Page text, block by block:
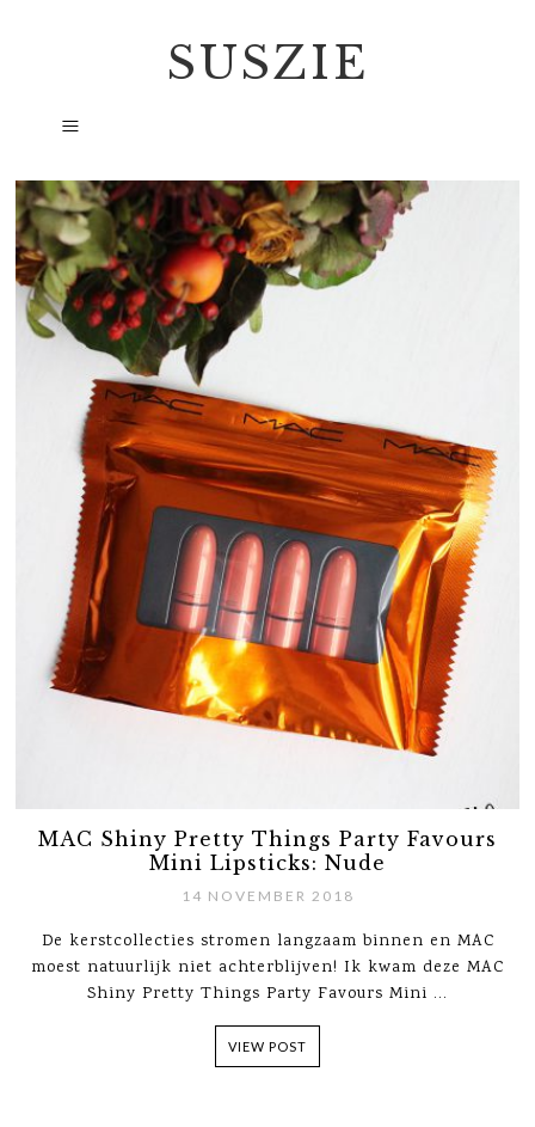
SUSZIE
MAC Shiny Pretty Things Party Favours
Mini Lipsticks: Nude
14 NOVEMBER 2018
De kerstcollecties stromen langzaam binnen en MAC
moest natuurlijk niet achterblijven! Ik kwam deze MAC
Shiny Pretty Things Party Favours Mini ...
VIEW POST